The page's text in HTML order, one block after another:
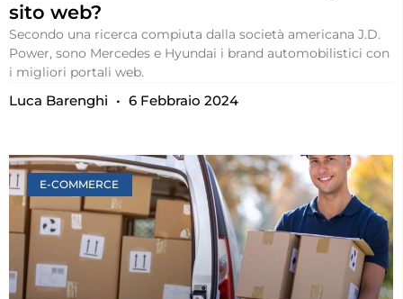
sito web?
Secondo una ricerca compiuta dalla società americana J.D.
Power, sono Mercedes e Hyundai i brand automobilistici con
i migliori portali web.
Luca Barenghi 6 Febbraio 2024
E-COMMERCE